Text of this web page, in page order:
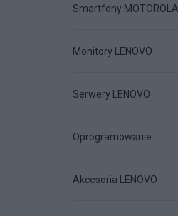
Smartfony MOTOROLA
Monitory LENOVO
Serwery LENOVO
Oprogramowanie
Akcesoria LENOVO